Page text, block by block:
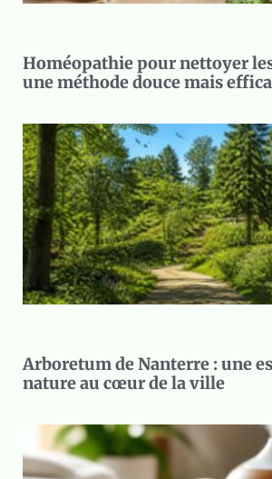
Homéopathie pour nettoyer
une méthode douce mais
Arboretum de Nanterre : une
nature au cœur de la ville